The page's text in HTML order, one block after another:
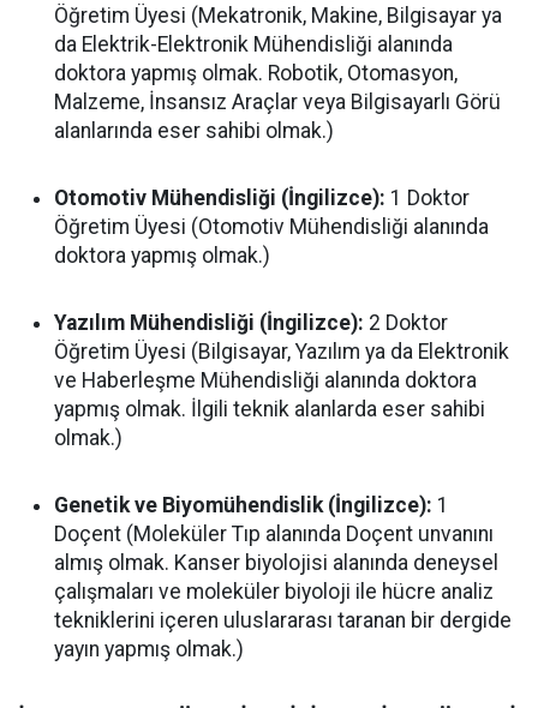
Öğretim Üyesi (Mekatronik, Makine, Bilgisayar ya
da Elektrik-Elektronik Mühendisliği alanında
doktora yapmış olmak. Robotik, Otomasyon,
Malzeme, İnsansız Araçlar veya Bilgisayarlı Görü
alanlarında eser sahibi olmak.)
Otomotiv Mühendisliği (İngilizce): 1 Doktor
Öğretim Üyesi (Otomotiv Mühendisliği alanında
doktora yapmış olmak.)
Yazılım Mühendisliği (İngilizce): 2 Doktor
Öğretim Üyesi (Bilgisayar, Yazılım ya da Elektronik
ve Haberleşme Mühendisliği alanında doktora
yapmış olmak. İlgili teknik alanlarda eser sahibi
olmak.)
Genetik ve Biyomühendislik (İngilizce): 1
Doçent (Moleküler Tıp alanında Doçent unvanını
almış olmak. Kanser biyolojisi alanında deneysel
çalışmaları ve moleküler biyoloji ile hücre analiz
tekniklerini içeren uluslararası taranan bir dergide
yayın yapmış olmak.)